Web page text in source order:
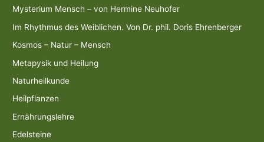
Mai
Mysterium Mensch – von Hermine Neuhofer
Im Rhythmus des Weiblichen. Von Dr. phil. Doris Ehrenberger
Kosmos – Natur – Mensch
Metapysik und Heilung
Naturheilkunde
Heilpflanzen
Ernährungslehre
Edelsteine